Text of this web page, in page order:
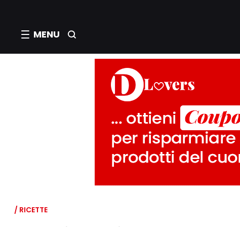
MENU
/ RICETTE